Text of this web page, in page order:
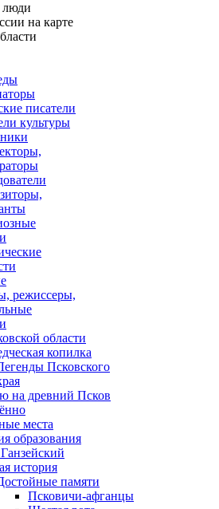
люди
на карте
писатели
культуры
режиссеры,
области
копилка
Псковского
на древний Псков
места
образования
история
памяти
Псковичи-афганцы